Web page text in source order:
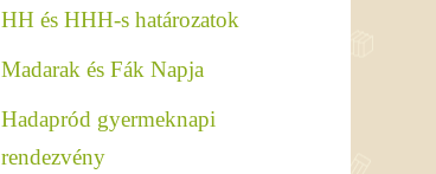
HH és HHH-s határozatok
Madarak és Fák Napja
Hadapród gyermeknapi
rendezvény